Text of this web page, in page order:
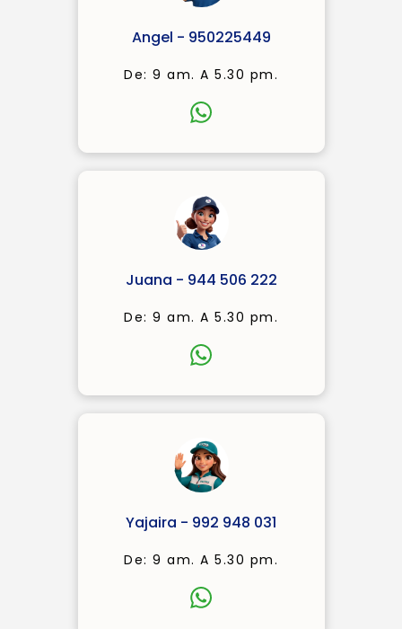
Angel - 950225449
De: 9 am. A 5.30 pm.
Juana - 944 506 222
De: 9 am. A 5.30 pm.
Yajaira - 992 948 031
De: 9 am. A 5.30 pm.